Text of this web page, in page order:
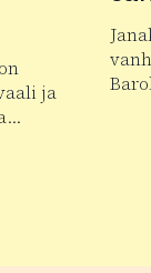
ja